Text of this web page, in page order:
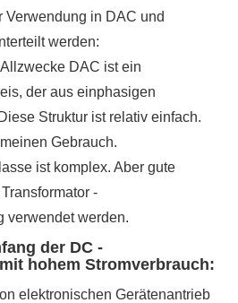
Verwendung in DAC und
werden:
DAC ist ein
der aus einphasigen
Struktur ist relativ einfach.
Gebrauch.
ist komplex. Aber gute
-
verwendet werden.
der DC -
hohem Stromverbrauch:
elektronischen Gerätenantrieb